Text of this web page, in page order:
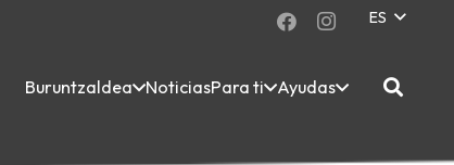
ES
Buruntzaldea NoticiasPara ti Ayudas